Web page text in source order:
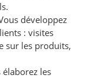
développez
: visites
sur les produits,
élaborez les